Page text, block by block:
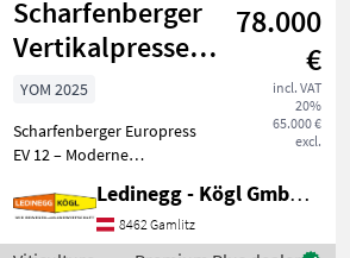
Place Filter
Scharfenberger
Vertikalpresse
EV 12
78.000
€
incl. VAT
20%
65.000 €
excl.
YOM 2025
Scharfenberger Europress
EV 12 – Moderne
für hochwertige
Weinverarbeitung
Beschreibung: Die
Ledinegg - Kögl GmbH - Obst- und Weinbautechnik
8462 Gamlitz